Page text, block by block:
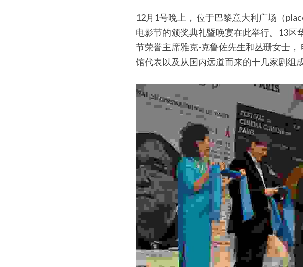
12月1号晚上， 位于巴黎意大利广场（
电影节的颁奖典礼暨晚宴在此举行。13区
节荣誉主席雅克-克鲁佐先生和丛珊女士
馆代表以及从国内远道而来的十几家剧组